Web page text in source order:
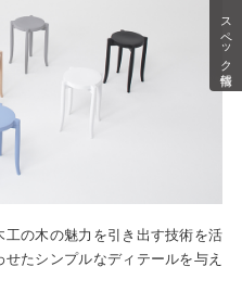
スペック情報
の木の魅力を引き出す技術を活
たシンプルなディテールを与え